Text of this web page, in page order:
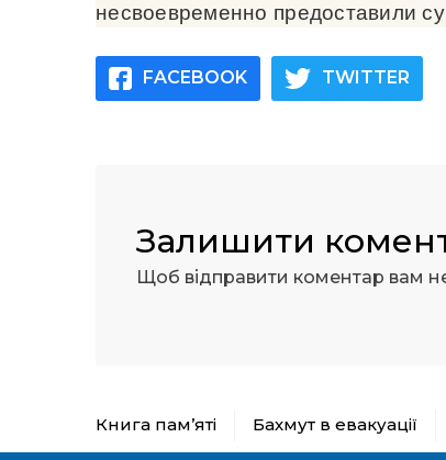
несвоевременно предоставили
FACEBOOK TWITTER
Залишити
Щоб відправити коментар вам
Книга пам’яті Бахмут в евакуації